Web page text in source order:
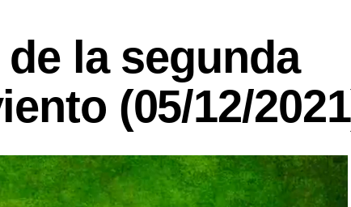
la segunda
(05/12/